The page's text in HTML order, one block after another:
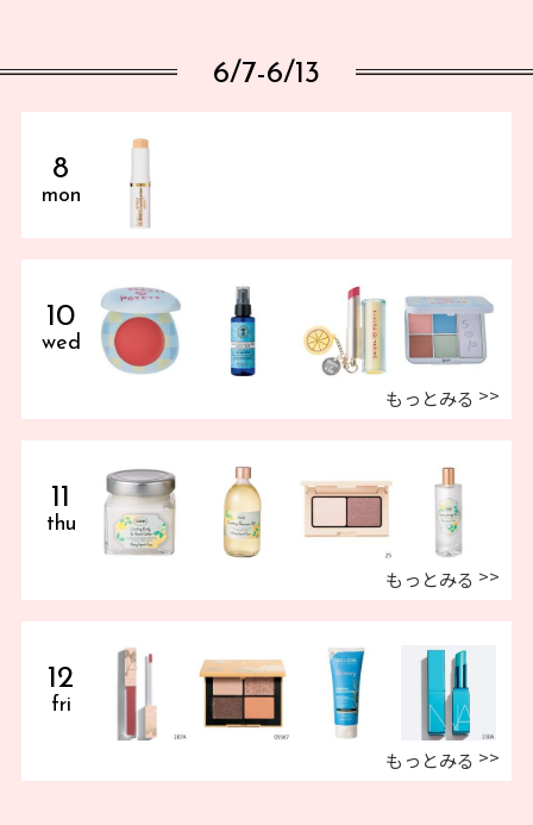
6/7-6/13
8
mon
10
wed
もっとみる
11
thu
もっとみる
12
fri
もっとみる